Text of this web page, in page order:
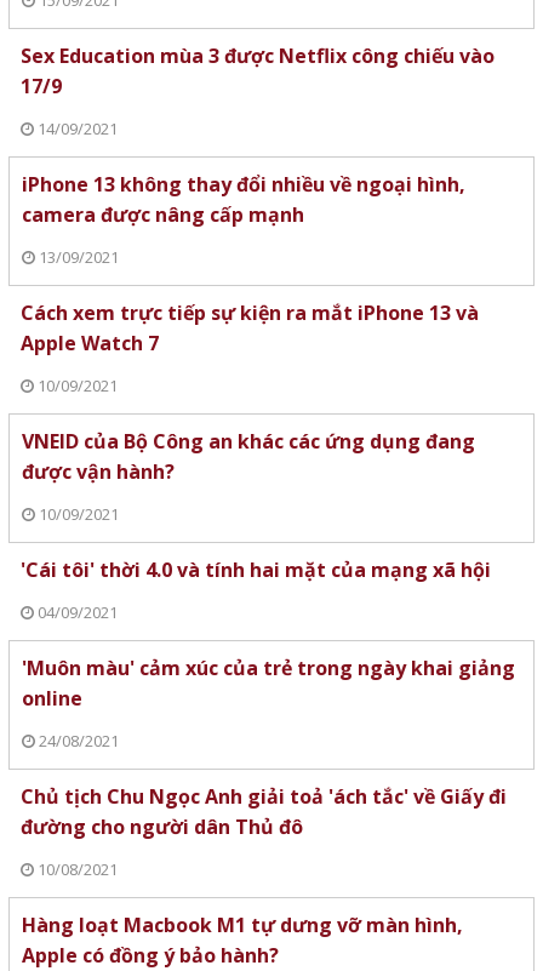
Sex Education mùa 3 được Netflix công chiếu vào
17/9
14/09/2021
iPhone 13 không thay đổi nhiều về ngoại hình,
camera được nâng cấp mạnh
13/09/2021
Cách xem trực tiếp sự kiện ra mắt iPhone 13 và
Apple Watch 7
10/09/2021
VNEID của Bộ Công an khác các ứng dụng đang
được vận hành?
10/09/2021
'Cái tôi' thời 4.0 và tính hai mặt của mạng xã hội
04/09/2021
'Muôn màu' cảm xúc của trẻ trong ngày khai giảng
online
24/08/2021
Chủ tịch Chu Ngọc Anh giải toả 'ách tắc' về Giấy đi
đường cho người dân Thủ đô
10/08/2021
Hàng loạt Macbook M1 tự dưng vỡ màn hình,
Apple có đồng ý bảo hành?